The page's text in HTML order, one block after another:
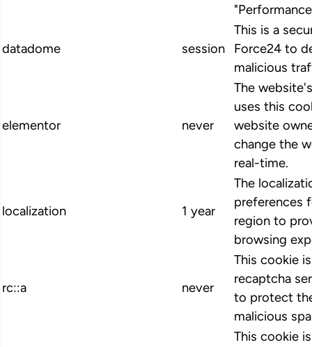
datadome session
This is a
Force24 to
malicious
elementor never
The
uses this
website
change the
real-time.
localization 1 year
The
preferences
region to
browsing
rc::a never
This cookie
recaptcha
to protect
malicious
This cookie